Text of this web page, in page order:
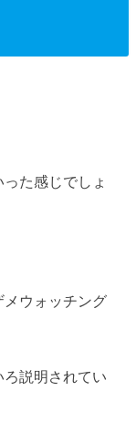
た感じでしょ
ウォッチング
説明されてい